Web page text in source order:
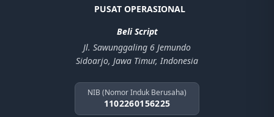
PUSAT OPERASIONAL
Beli Script
Jl. Sawunggaling 6 Jemundo
Sidoarjo, Jawa Timur, Indonesia
NIB (Nomor Induk Berusaha)
1102260156225